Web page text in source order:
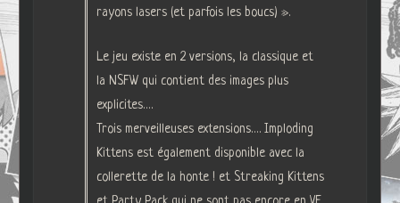
rayons lasers (et parfois les boucs) ».
Le jeu existe en 2 versions, la classique et
la NSFW qui contient des images plus
explicites….
Trois merveilleuses extensions…. Imploding
Kittens est également disponible avec la
collerette de la honte ! et Streaking Kittens